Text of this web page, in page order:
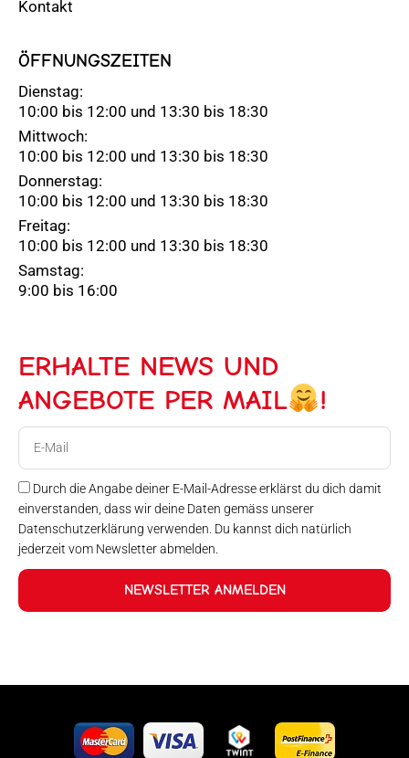
Kontakt
ÖFFNUNGSZEITEN
Dienstag:
10:00 bis 12:00 und 13:30 bis 18:30
Mittwoch:
10:00 bis 12:00 und 13:30 bis 18:30
Donnerstag:
10:00 bis 12:00 und 13:30 bis 18:30
Freitag:
10:00 bis 12:00 und 13:30 bis 18:30
Samstag:
9:00 bis 16:00
ERHALTE NEWS UND
ANGEBOTE PER MAIL
!
Durch die Angabe deiner E-Mail-Adresse erklärst du dich damit
einverstanden, dass wir deine Daten gemäss unserer
Datenschutzerklärung verwenden. Du kannst dich natürlich
jederzeit vom Newsletter abmelden.
NEWSLETTER ANMELDEN